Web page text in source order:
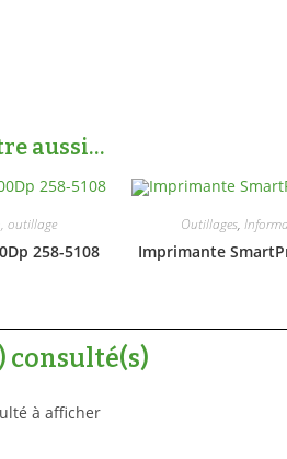
aussi…
outillage
258-5108
Outillages,
Imprimante
consulté(s)
à afficher